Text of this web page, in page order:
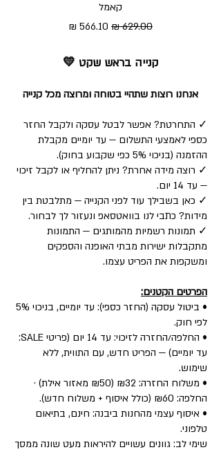
קאמל
מחיר רגיל מחיר מבצע
קנייה בראש שקט 💛
אנחנו רוצות שתהיי בטוחה ומרוצה מכל קנייה
✓ התחרטת? אפשר לבטל עסקה ולקבל החזר
כספי לאמצעי התשלום — עד יומיים מקבלת
ההזמנה (בניכוי 5% כפי שקבוע בחוק).
✓ רוצה מידה אחרת? ניתן להחליף או לקבל זיכוי
— עד 14 יום.
✓ כאן בשבילך עוד לפני הקנייה — מתלבטת בין
מידות? כתבי לנו בוואטסאפ ונעזור לך לבחור.
✓ תמונות רשמיות מהמותגים — התמונות
מתקבלות ישירות מבתי האופנה והספקים
ומשקפות את הפריט עצמו.
הפרטים הקטנים:
• ביטול עסקה (החזר כספי): עד יומיים, בניכוי 5%
לפי חוק.
• החלפה/החזרה לזיכוי: עד 14 יום (פריטי SALE:
עד יומיים) — הפריט חדש, עם התווית, ללא
שימוש.
• משלוח החזרה: ₪32 (₪50 מאזור אילת) ·
החלפה: ₪60 (כולל איסוף + משלוח חדש).
• איסוף עצמי מהחנות ביבנה: חינם, בתיאום
טלפוני.
שימי לב: גוונים עשויים להיראות מעט שונה ממסך